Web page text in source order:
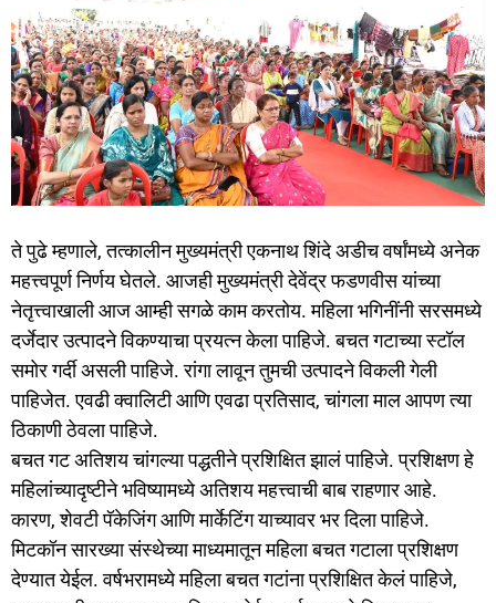
ते पुढे म्हणाले, तत्कालीन मुख्यमंत्री एकनाथ शिंदे अडीच वर्षांमध्ये अनेक
महत्त्वपूर्ण निर्णय घेतले. आजही मुख्यमंत्री देवेंद्र फडणवीस यांच्या
नेतृत्त्वाखाली आज आम्ही सगळे काम करतोय. महिला भगिनींनी सरसमध्ये
दर्जेदार उत्पादने विकण्याचा प्रयत्न केला पाहिजे. बचत गटाच्या स्टॉल
समोर गर्दी असली पाहिजे. रांगा लावून तुमची उत्पादने विकली गेली
पाहिजेत. एवढी क्वालिटी आणि एवढा प्रतिसाद, चांगला माल आपण त्या
ठिकाणी ठेवला पाहिजे.
बचत गट अतिशय चांगल्या पद्धतीने प्रशिक्षित झालं पाहिजे. प्रशिक्षण हे
महिलांच्यादृष्टीने भविष्यामध्ये अतिशय महत्त्वाची बाब राहणार आहे.
कारण, शेवटी पॅकेजिंग आणि मार्केटिंग याच्यावर भर दिला पाहिजे.
मिटकॉन सारख्या संस्थेच्या माध्यमातून महिला बचत गटाला प्रशिक्षण
देण्यात येईल. वर्षभरामध्ये महिला बचत गटांना प्रशिक्षित केलं पाहिजे,